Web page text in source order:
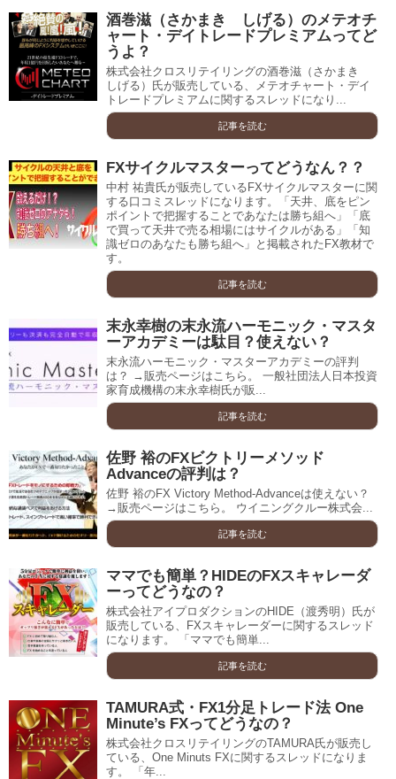
酒巻滋（さかまき しげる）のメテオチ
ャート・デイトレードプレミアムってど
うよ？
株式会社クロスリテイリングの酒巻滋（さかまき
しげる）氏が販売している、メテオチャート・デイ
トレードプレミアムに関するスレッドになり...
記事を読む
FXサイクルマスターってどうなん？？
中村 祐貴氏が販売しているFXサイクルマスターに関
する口コミスレッドになります。「天井、底をピン
ポイントで把握することであなたは勝ち組へ」「底
で買って天井で売る相場にはサイクルがある」「知
識ゼロのあなたも勝ち組へ」と掲載されたFX教材で
す。
記事を読む
末永幸樹の末永流ハーモニック・マスタ
ーアカデミーは駄目？使えない？
末永流ハーモニック・マスターアカデミーの評判
は？ →販売ページはこちら。 一般社団法人日本投資
家育成機構の末永幸樹氏が販...
記事を読む
佐野 裕のFXビクトリーメソッド
Advanceの評判は？
佐野 裕のFX Victory Method-Advanceは使えない？
→販売ページはこちら。 ウイニングクルー株式会...
記事を読む
ママでも簡単？HIDEのFXスキャレーダ
ーってどうなの？
株式会社アイプロダクションのHIDE（渡秀明）氏が
販売している、FXスキャレーダーに関するスレッド
になります。 「ママでも簡単...
記事を読む
TAMURA式・FX1分足トレード法 One
Minute’s FXってどうなの？
株式会社クロスリテイリングのTAMURA氏が販売し
ている、One Minuts FXに関するスレッドになりま
す。 「年...